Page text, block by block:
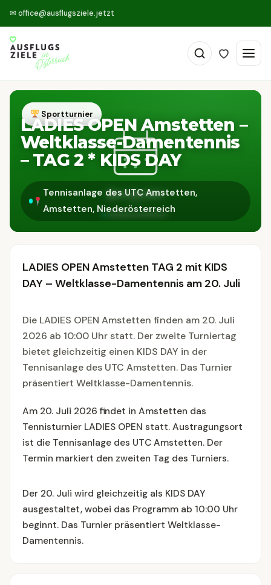
✉ office@ausflugsziele.jetzt
Sportturnier
LADIES OPEN Amstetten –
Weltklasse-Damentennis
– TAG 2 * KIDS DAY
Tennisanlage des UTC Amstetten,
Amstetten, Niederösterreich
LADIES OPEN Amstetten TAG 2 mit KIDS
DAY – Weltklasse-Damentennis am 20. Juli
Die LADIES OPEN Amstetten finden am 20. Juli
2026 ab 10:00 Uhr statt. Der zweite Turniertag
bietet gleichzeitig einen KIDS DAY in der
Tennisanlage des UTC Amstetten. Das Turnier
präsentiert Weltklasse-Damentennis.
Am 20. Juli 2026 findet in Amstetten das
Tennisturnier LADIES OPEN statt. Austragungsort
ist die Tennisanlage des UTC Amstetten. Der
Termin markiert den zweiten Tag des Turniers.
Der 20. Juli wird gleichzeitig als KIDS DAY
ausgestaltet, wobei das Programm ab 10:00 Uhr
beginnt. Das Turnier präsentiert Weltklasse-
Damentennis.